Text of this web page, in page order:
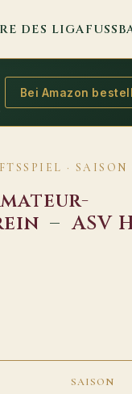
DES
Bei Amazon
· SAISON
–ASV
SAISON